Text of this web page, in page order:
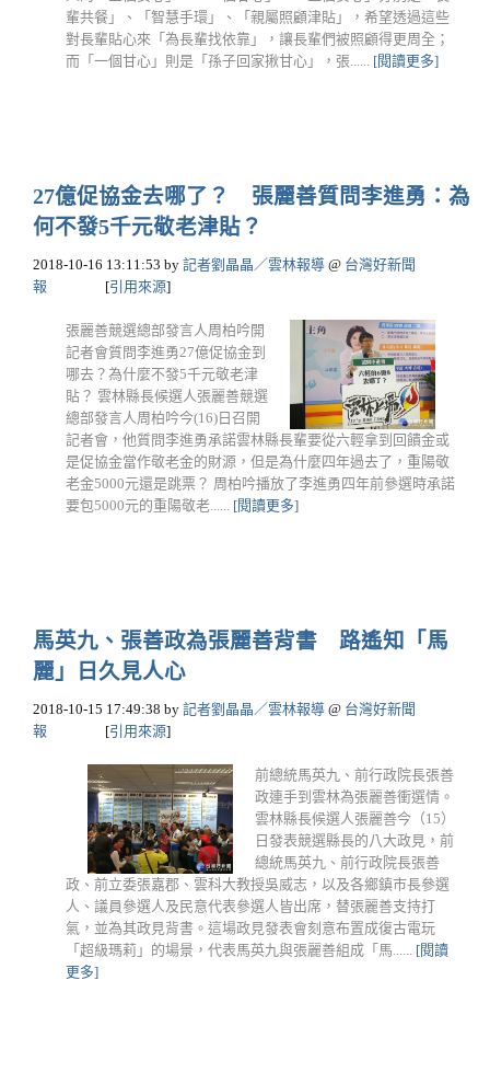
輩共餐」、「智慧手環」、「親屬照顧津貼」，希望透過這些
對長輩貼心來「為長輩找依靠」，讓長輩們被照顧得更周全；
而「一個甘心」則是「孫子回家揪甘心」，張...... [閱讀更多]
27億促協金去哪了？ 張麗善質問李進勇：為
何不發5千元敬老津貼？
2018-10-16 13:11:53 by 記者劉晶晶／雲林報導 @ 台灣好新聞
報
[引用來源]
張麗善競選總部發言人周柏吟開
記者會質問李進勇27億促協金到
哪去？為什麼不發5千元敬老津
貼？ 雲林縣長候選人張麗善競選
總部發言人周柏吟今(16)日召開
記者會，他質問李進勇承諾雲林縣長輩要從六輕拿到回饋金或
是促協金當作敬老金的財源，但是為什麼四年過去了，重陽敬
老金5000元還是跳票？ 周柏吟播放了李進勇四年前參選時承諾
要包5000元的重陽敬老...... [閱讀更多]
馬英九、張善政為張麗善背書 路遙知「馬
麗」日久見人心
2018-10-15 17:49:38 by 記者劉晶晶／雲林報導 @ 台灣好新聞
報
[引用來源]
前總統馬英九、前行政院長張善
政連手到雲林為張麗善衝選情。
雲林縣長候選人張麗善今（15）
日發表競選縣長的八大政見，前
總統馬英九、前行政院長張善
政、前立委張嘉郡、雲科大教授吳威志，以及各鄉鎮市長參選
人、議員參選人及民意代表參選人皆出席，替張麗善支持打
氣，並為其政見背書。這場政見發表會刻意布置成復古電玩
「超級瑪莉」的場景，代表馬英九與張麗善組成「馬...... [閱讀
更多]